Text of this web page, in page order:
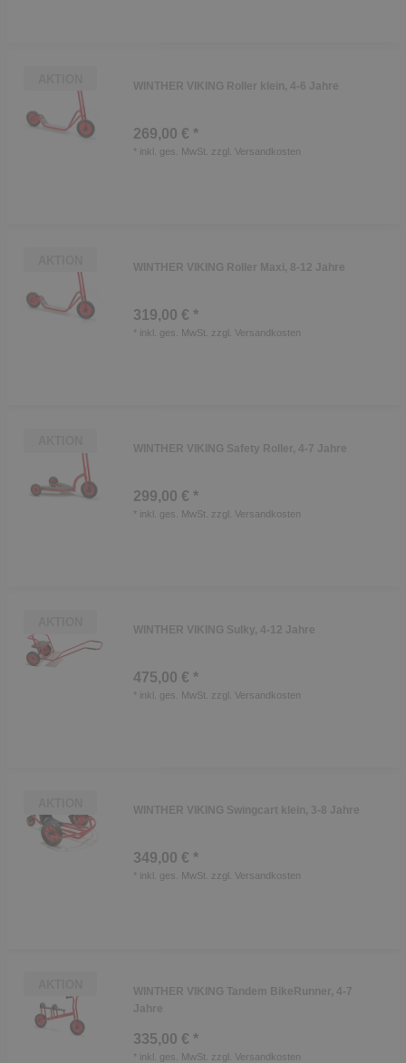
WINTHER VIKING Roller klein, 4-6 Jahre
269,00 € *
* inkl. ges. MwSt. zzgl. Versandkosten
WINTHER VIKING Roller Maxi, 8-12 Jahre
319,00 € *
* inkl. ges. MwSt. zzgl. Versandkosten
WINTHER VIKING Safety Roller, 4-7 Jahre
299,00 € *
* inkl. ges. MwSt. zzgl. Versandkosten
WINTHER VIKING Sulky, 4-12 Jahre
475,00 € *
* inkl. ges. MwSt. zzgl. Versandkosten
WINTHER VIKING Swingcart klein, 3-8 Jahre
349,00 € *
* inkl. ges. MwSt. zzgl. Versandkosten
WINTHER VIKING Tandem BikeRunner, 4-7
Jahre
335,00 € *
* inkl. ges. MwSt. zzgl. Versandkosten